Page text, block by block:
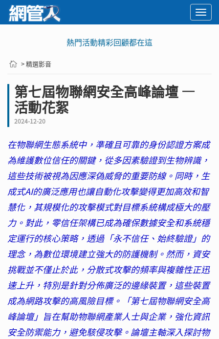
熱門活動精彩回顧都在這
> 精選影音
第七屆物聯網安全高峰論壇 —
活動花絮
2024-12-20
在物聯網生態系統中，準確且可靠的身份認證方案成
為維護數位信任的關鍵，從多因素驗證到生物辨識，
這些技術被視為因應深偽威脅的重要防線。同時，生
成式AI的廣泛應用也讓自動化攻擊變得更加高效和智
慧化，其規模化的攻擊模式對目標系統構成極大的壓
力。對此，零信任架構已成為確保數據安全和系統穩
定運行的核心策略，透過「永不信任、始終驗證」的
理念，為數位環境建立強大的防護機制。然而，資安
挑戰並不僅止於此，分散式攻擊的頻率與複雜性正迅
速上升，特別是針對分佈廣泛的邊緣裝置，這些裝置
成為網路攻擊的高風險目標。「第七屆物聯網安全高
峰論壇」旨在幫助物聯網產業人士與企業，強化資訊
安全防禦能力，避免駭侵攻擊。論壇主軸深入探討物